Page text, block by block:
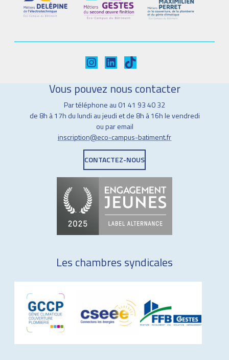
Instagram
LinkedIn
TikTok
Vous pouvez nous contacter
Par téléphone au 01 41 93 40 32
de 8h à 17h du lundi au jeudi et de 8h à 16h le vendredi
ou par email
inscription@eco-campus-batiment.fr
CONTACTEZ-NOUS
Les chambres syndicales